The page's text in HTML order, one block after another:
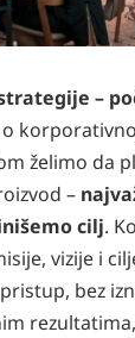
–
o
želimo da
–
cilj.
vizije i
bez